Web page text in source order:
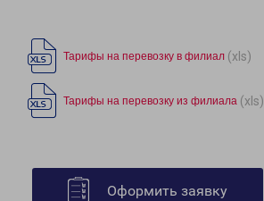
Тарифы на перевозку в филиал (xls)
Тарифы на перевозку из филиала (xls)
Оформить заявку